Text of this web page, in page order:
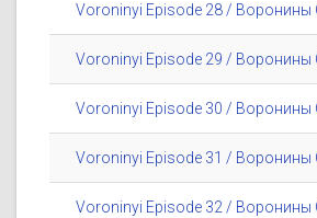
Voroninyi Episode 28 / Воронины
Voroninyi Episode 29 / Воронины
Voroninyi Episode 30 / Воронины
Voroninyi Episode 31 / Воронины
Voroninyi Episode 32 / Воронины